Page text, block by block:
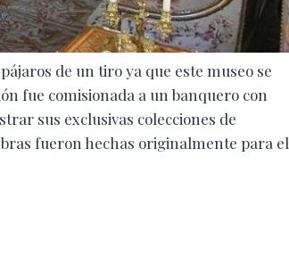
de un tiro ya que este museo se
fue comisionada a un banquero con
sus exclusivas colecciones de
fueron hechas originalmente para el